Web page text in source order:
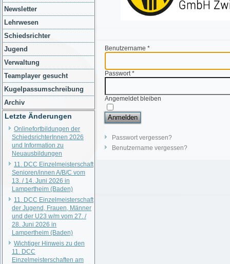
Newsletter
Lehrwesen
Schiedsrichter
Jugend
Verwaltung
Teamplayer gesucht
Kugelpassumschreibung
Archiv
Letzte Änderungen
Onlinefortbildungen der
SchiedsrichterInnen 2026
und Information zu
Neuausbildungen
11. DCC Einzelmeisterschaft
Senioren/innen A/B/C vom
13. / 14. Juni 2026 in
Lampertheim (Baden)
11. DCC Einzelmeisterschaft
der Jugend, Frauen, Männer
und der U23 w/m vom 27. /
28. Juni 2026 in
Lampertheim (Baden)
Wichtiger Hinweis zu den
11. DCC
Einzelmeisterschaften am
Benutzername *
Passwort*
Angemeldet bleiben
Anmelden
Passwort vergessen?
Benutzername vergessen?